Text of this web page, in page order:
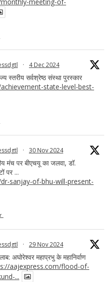
· 4 Dec 2024
स्तरीय सर्वश्रेष्ठ संस्था पुरस्कार
state-level-best-
· 30 Nov 2024
मंच पर बीएचयू का जलवा, डॉ.
पर ...
sanjay-of-bhu-will-present-
· 29 Nov 2024
अघोरेश्वर महाप्रभु के महानिर्वाण
aajexpress.com/flood-of-
...